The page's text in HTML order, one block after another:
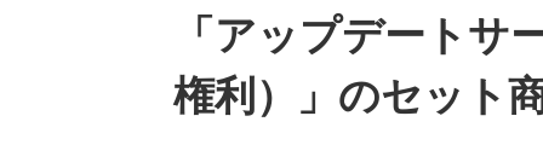
「アップデートサ
権利）」のセット